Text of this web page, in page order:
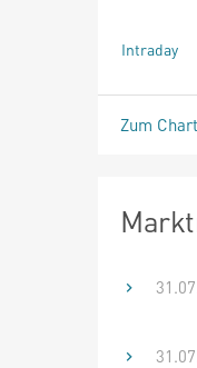
Intraday
seit Beginn
Zum Chart